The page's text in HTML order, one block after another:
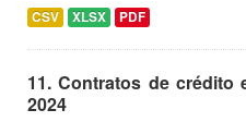
CSV XLSX PDF
11. Contratos de crédito
2024